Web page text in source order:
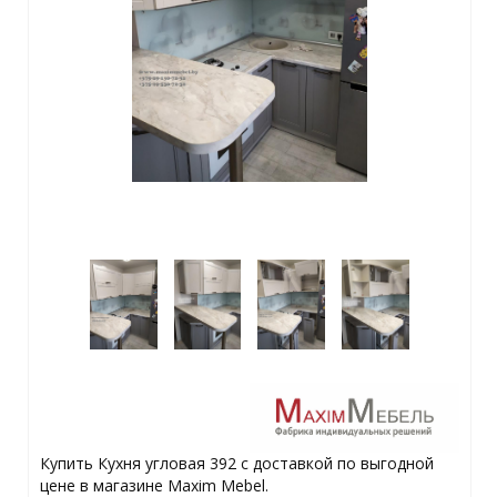
Купить Кухня угловая 392 с доставкой по выгодной
цене в магазине Maxim Mebel.